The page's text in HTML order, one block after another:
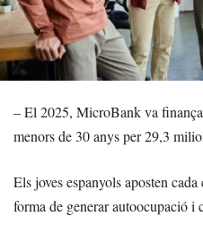
– El 2025, MicroBank va
menors de 30 anys per 29,3
Els joves espanyols aposten
forma de generar autoocupació i